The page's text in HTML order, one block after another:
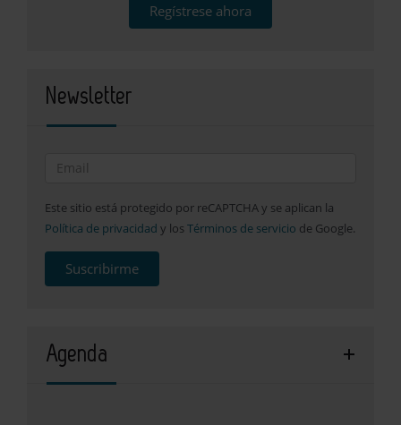
Regístrese ahora
Newsletter
Este sitio está protegido por reCAPTCHA y se aplican la
Política de privacidad y los Términos de servicio de Google.
Suscribirme
Agenda